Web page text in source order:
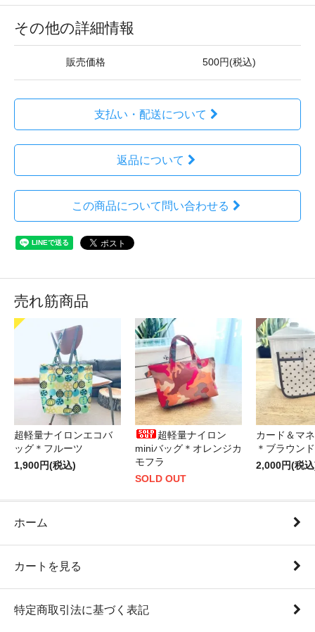
その他の詳細情報
販売価格 500円(税込)
支払い・配送について
返品について
この商品について問い合わせる
売れ筋商品
超軽量ナイロンエコバ
ッグ＊フルーツ
1,900円(税込)
超軽量ナイロン
miniバッグ＊オレンジカ
モフラ
SOLD OUT
カード＆マ
＊ブラウン
2,000円(税
ホーム
カートを見る
特定商取引法に基づく表記